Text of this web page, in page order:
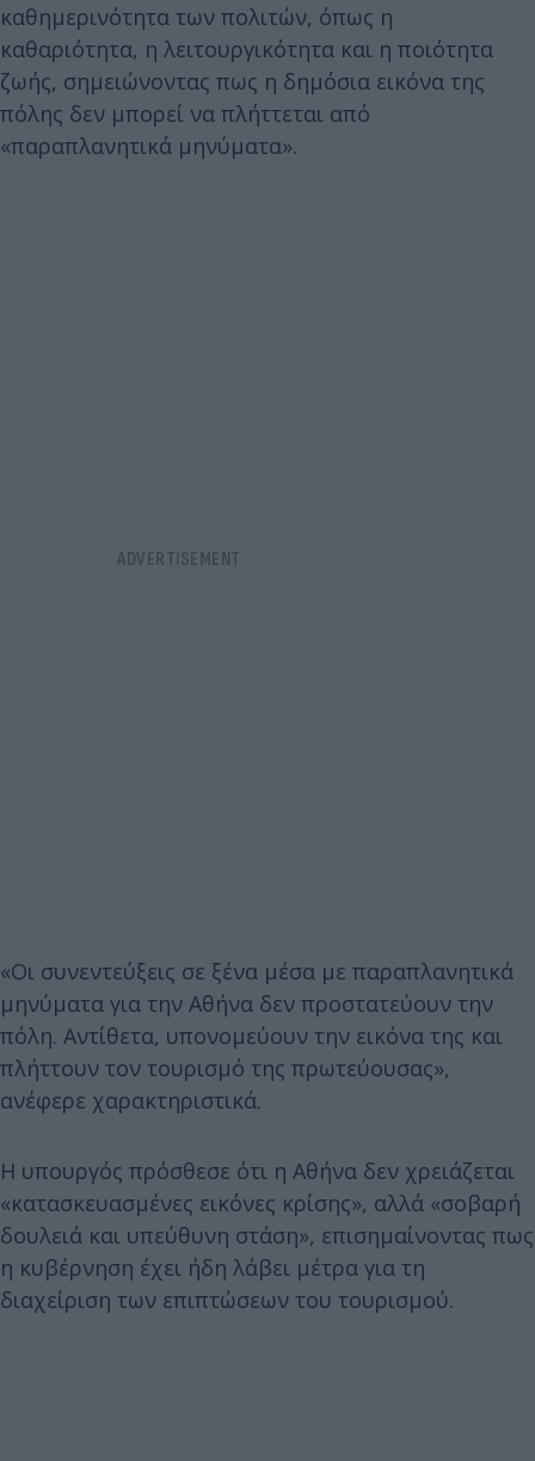
καθημερινότητα των πολιτών, όπως η
καθαριότητα, η λειτουργικότητα και η ποιότητα
ζωής, σημειώνοντας πως η δημόσια εικόνα της
πόλης δεν μπορεί να πλήττεται από
«παραπλανητικά μηνύματα».
«Οι συνεντεύξεις σε ξένα μέσα με παραπλανητικά
μηνύματα για την Αθήνα δεν προστατεύουν την
πόλη. Αντίθετα, υπονομεύουν την εικόνα της και
πλήττουν τον τουρισμό της πρωτεύουσας»,
ανέφερε χαρακτηριστικά.
Η υπουργός πρόσθεσε ότι η Αθήνα δεν χρειάζεται
«κατασκευασμένες εικόνες κρίσης», αλλά «σοβαρή
δουλειά και υπεύθυνη στάση», επισημαίνοντας πως
η κυβέρνηση έχει ήδη λάβει μέτρα για τη
διαχείριση των επιπτώσεων του τουρισμού.